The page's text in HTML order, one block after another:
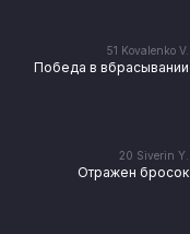
51 Kovalenko V.
Победа в вбрасывании
20 Siverin Y.
Отражен бросок